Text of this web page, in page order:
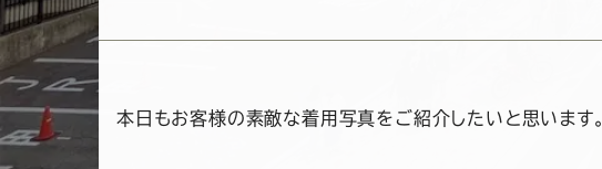
更
本日もお客様の素敵な着用写真をご紹介したいと思います。